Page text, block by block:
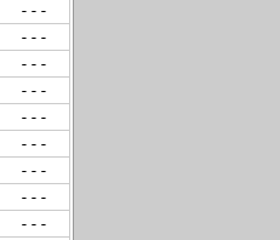
---
---
---
---
---
---
---
---
---